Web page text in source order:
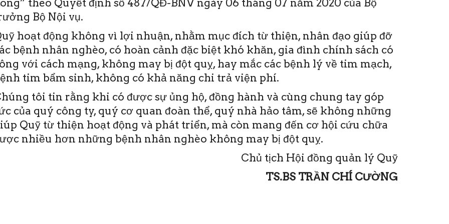
theo Quyết định số 487/QĐ-BNV ngày 06 tháng 07 năm 2020 của Bộ
Bộ Nội vụ.
hoạt động không vì lợi nhuận, nhằm mục đích từ thiện, nhân đạo giúp đỡ
bệnh nhân nghèo, có hoàn cảnh đặc biệt khó khăn, gia đình chính sách có
với cách mạng, không may bị đột quỵ, hay mắc các bệnh lý về tim mạch,
tim bẩm sinh, không có khả năng chi trả viện phí.
tôi tin rằng khi có được sự ủng hộ, đồng hành và cùng chung tay góp
của quý công ty, quý cơ quan đoàn thể, quý nhà hảo tâm, sẽ không những
Quỹ từ thiện hoạt động và phát triển, mà còn mang đến cơ hội cứu chữa
nhiều hơn những bệnh nhân nghèo không may bị đột quỵ.
Chủ tịch Hội đồng quản lý Quỹ
TS.BS TRẦN CHÍ CƯỜNG